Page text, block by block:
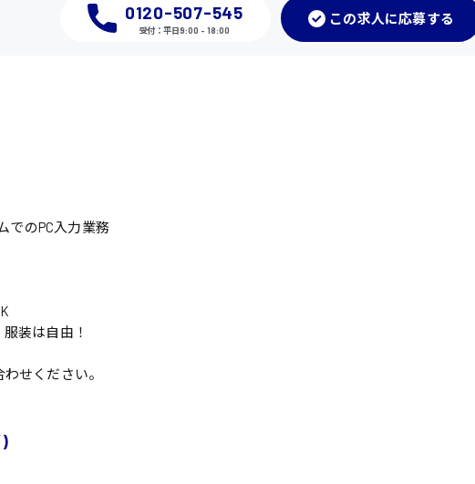
0120-507-545
受付：平日9:00 - 18:00
この求人に応募する
でのPC入力業務
装は自由！
せください。